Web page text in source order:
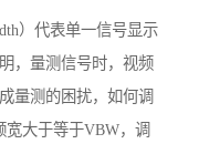
）代表单一信号显示
，量测信号时，视频
量测的困扰，如何调
宽大于等于VBW，调